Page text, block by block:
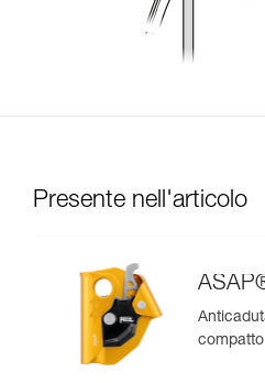
Presente nell'articolo
compatto